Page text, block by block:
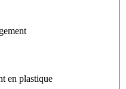
en plastique